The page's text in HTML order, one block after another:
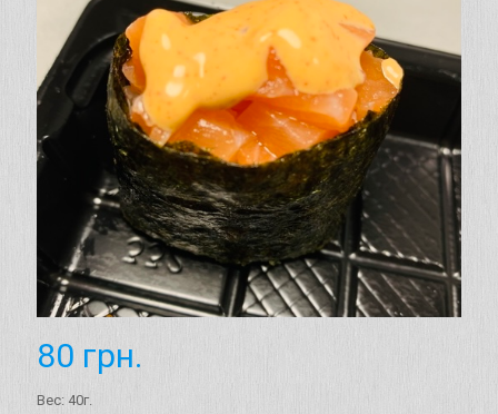
80 грн.
Вес: 40г.